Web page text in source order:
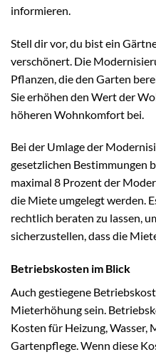
informieren.
Stell dir vor, du bist ein
verschönert. Die
Pflanzen, die den Garten
Sie erhöhen den Wert der
höheren Wohnkomfort bei.
Bei der Umlage der
gesetzlichen Bestimmungen
maximal 8 Prozent der
die Miete umgelegt werden.
rechtlich beraten zu lassen,
sicherzustellen, dass die
Betriebskosten im Blick
Auch gestiegene
Mieterhöhung sein.
Kosten für Heizung, Wasser,
Gartenpflege. Wenn diese